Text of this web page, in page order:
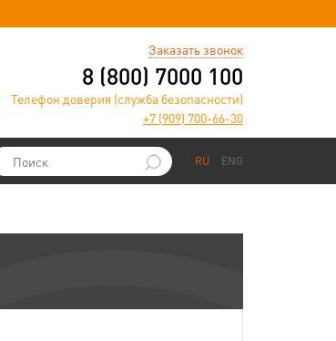
Заказать звонок
8 (800) 7000 100
Телефон доверия (служба безопасности)
+7 (909) 700-66-30
RU ENG